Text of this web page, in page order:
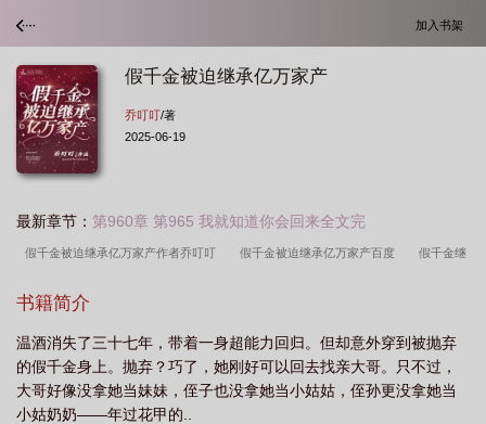
加入书架
假千金被迫继承亿万家产
乔叮叮/著
2025-06-19
最新章节： 第960章 第965 我就知道你会回来全文完
假千金被迫继承亿万家产作者乔叮叮 假千金被迫继承亿万家产百度 假千金继
产 假千金真首富
女 假千金意外继承 假千金身家百亿 假千金被迫继承亿万家产温酒 假千
金被迫继承亿万家产全文免费阅读 真富豪 假千金被迫继承亿万家产免费
千金才是顶级豪门 假千金的豪门
书籍简介
温酒消失了三十七年，带着一身超能力回归。但却意外穿到被抛弃
的假千金身上。抛弃？巧了，她刚好可以回去找亲大哥。只不过，
大哥好像没拿她当妹妹，侄子也没拿她当小姑姑，侄孙更没拿她当
小姑奶奶——年过花甲的..